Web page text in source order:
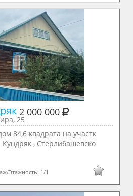
2 000 000
25
84,6 квадрата на участк
Кундряк , Стерлибашевско
Этажность: 1/1